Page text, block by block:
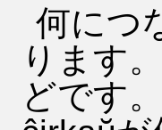
何につ
ります
どです